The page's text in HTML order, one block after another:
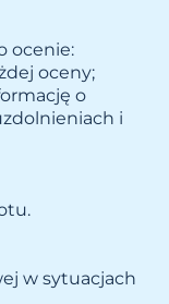
ocenie:
oceny;
o
i
w sytuacjach